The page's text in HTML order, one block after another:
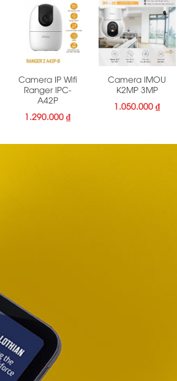
Camera IP Wifi
Ranger IPC-
A42P
1.290.000₫
Camera IMOU
K2MP 3MP
1.050.000₫